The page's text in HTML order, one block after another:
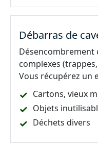
Débarras de
Désencombrement
complexes
Vous récupérez un
Cartons, vieux
Objets
Déchets divers